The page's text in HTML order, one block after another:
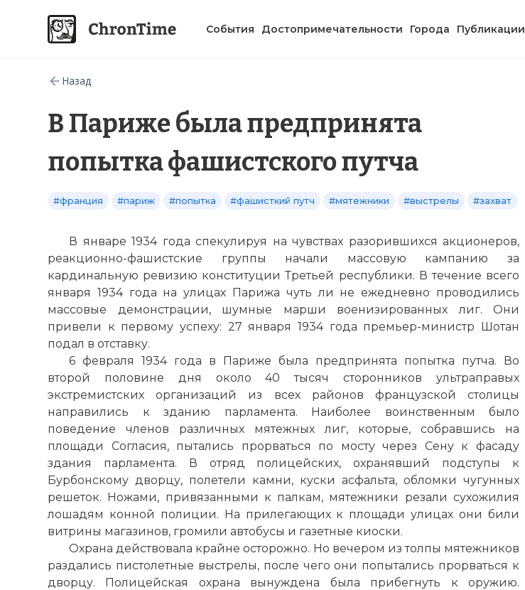
События Достопримечательности Города Публикации
Назад
В Париже была предпринята
попытка фашистского путча
#франция #париж #попытка #фашисткий путч #мятежники #выстрелы #захват
В январе 1934 года спекулируя на чувствах разорившихся акционеров,
реакционно-фашистские группы начали массовую кампанию за
кардинальную ревизию конституции Третьей республики. В течение всего
января 1934 года на улицах Парижа чуть ли не ежедневно проводились
массовые демонстрации, шумные марши военизированных лиг. Они
привели к первому успеху: 27 января 1934 года премьер-министр Шотан
подал в отставку.
6 февраля 1934 года в Париже была предпринята попытка путча. Во
второй половине дня около 40 тысяч сторонников ультраправых
экстремистских организаций из всех районов французской столицы
направились к зданию парламента. Наиболее воинственным было
поведение членов различных мятежных лиг, которые, собравшись на
площади Согласия, пытались прорваться по мосту через Сену к фасаду
здания парламента. В отряд полицейских, охранявший подступы к
Бурбонскому дворцу, полетели камни, куски асфальта, обломки чугунных
решеток. Ножами, привязанными к палкам, мятежники резали сухожилия
лошадям конной полиции. На прилегающих к площади улицах они били
витрины магазинов, громили автобусы и газетные киоски.
Охрана действовала крайне осторожно. Но вечером из толпы мятежников
раздались пистолетные выстрелы, после чего они попытались прорваться к
дворцу. Полицейская охрана вынуждена была прибегнуть к оружию.